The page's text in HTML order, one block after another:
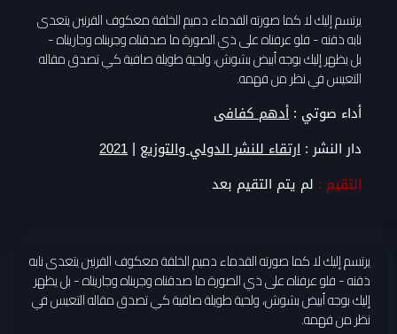
يرتسم إليك لا كما صورته القدماء دميم الخلقة معكوف القرنين يتعدى
نابه ذقنه - فلو عرفناه على ذي الصورة ما صدقناه وجربناه وجاريناه -
بل يظهر إليك بوجه أبيض بشوش، ولحية طويلة صافية كي تصدق مقاله
التعيس في نظر من فهمه.
أداء صوتي :أدهم كفافى
دار النشر :ارتقاء للنشر الدولي والتوزيع |
2021
التقيم : لم يتم التقيم بعد
يرتسم إليك لا كما صورته القدماء دميم الخلقة معكوف القرنين يتعدى نابه
ذقنه - فلو عرفناه على ذي الصورة ما صدقناه وجربناه وجاريناه - بل يظهر
إليك بوجه أبيض بشوش، ولحية طويلة صافية كي تصدق مقاله التعيس في
نظر من فهمه.